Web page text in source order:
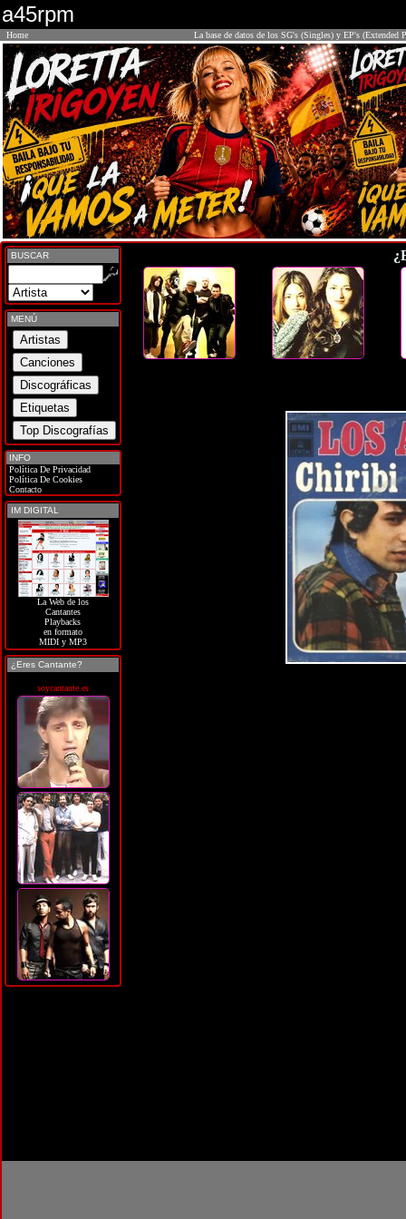
a45rpm
Home La base de datos de los SG's (Singles) y EP's (Extended
BUSCAR
MENÚ
INFO
Política De Privacidad
Política De Cookies
Contacto
IM DIGITAL
La Web de los
Cantantes
Playbacks
en formato
MIDI y MP3
¿Eres Cantante?
soycantante.es